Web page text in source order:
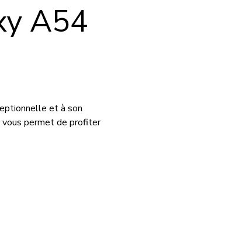
A54
et à son
permet de profiter